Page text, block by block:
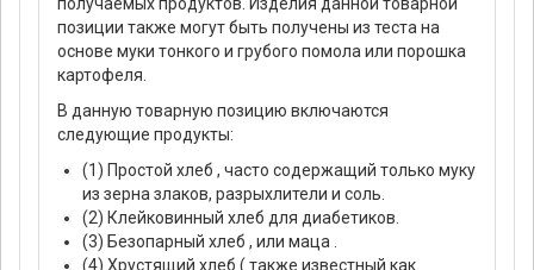
позиции также могут быть получены из теста на
основе муки тонкого и грубого помола или порошка
картофеля.
В данную товарную позицию включаются
следующие продукты:
(1) Простой хлеб , часто содержащий только муку
из зерна злаков, разрыхлители и соль.
(2) Клейковинный хлеб для диабетиков.
(3) Безопарный хлеб , или маца .
(4) Хрустящий хлеб ( также известный как